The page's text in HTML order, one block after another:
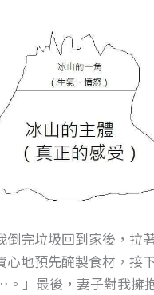
er
倒完垃圾回到家後，拉
心地預先醃製食材，接
」最後，妻子對我擁